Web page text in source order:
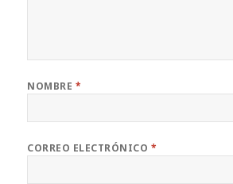
NOMBRE *
CORREO ELECTRÓNICO *